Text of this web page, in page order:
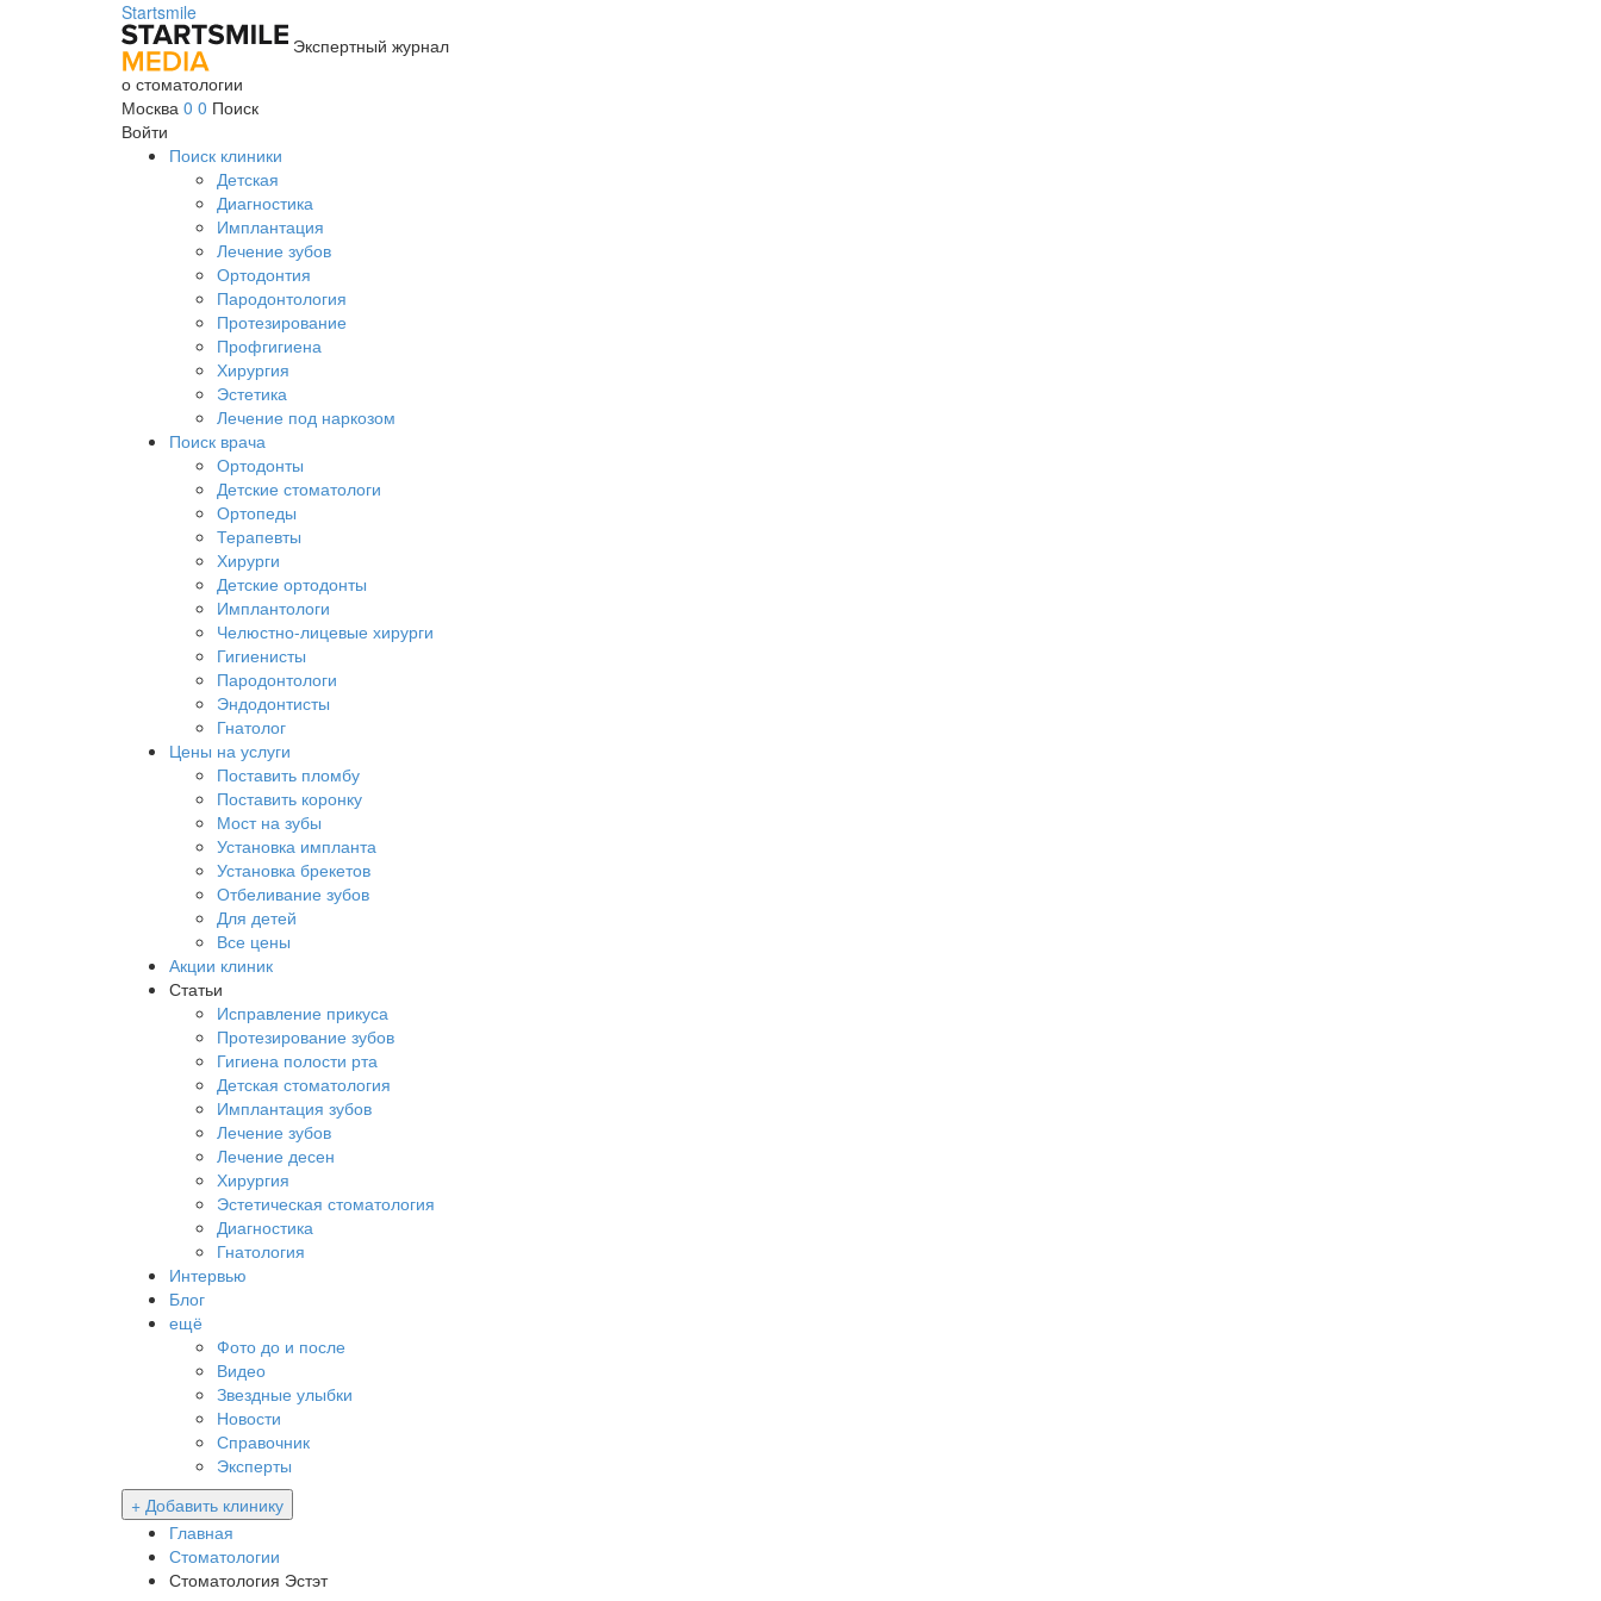
Startsmile
Экспертный журнал
о стоматологии
Москва 0 0 Поиск
Войти
Поиск клиники
Детская
Диагностика
Имплантация
Лечение зубов
Ортодонтия
Пародонтология
Протезирование
Профгигиена
Хирургия
Эстетика
Лечение под наркозом
Поиск врача
Ортодонты
Детские стоматологи
Ортопеды
Терапевты
Хирурги
Детские ортодонты
Имплантологи
Челюстно-лицевые хирурги
Гигиенисты
Пародонтологи
Эндодонтисты
Гнатолог
Цены на услуги
Поставить пломбу
Поставить коронку
Мост на зубы
Установка импланта
Установка брекетов
Отбеливание зубов
Для детей
Все цены
Акции клиник
Статьи
Исправление прикуса
Протезирование зубов
Гигиена полости рта
Детская стоматология
Имплантация зубов
Лечение зубов
Лечение десен
Хирургия
Эстетическая стоматология
Диагностика
Гнатология
Интервью
Блог
ещё
Фото до и после
Видео
Звездные улыбки
Новости
Справочник
Эксперты
+ Добавить клинику
Главная
Стоматологии
Стоматология Эстэт